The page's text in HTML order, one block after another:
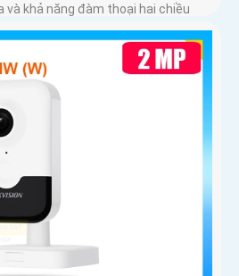
và khả năng đàm thoại hai chiều